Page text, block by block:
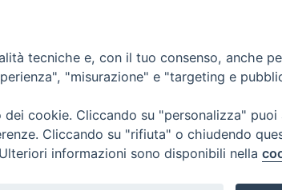
Cookie Policy
tecniche e, con il tuo consenso, anche
"misurazione" e "targeting e
cookie. Cliccando su "personalizza"
Cliccando su "rifiuta" o chiudendo
informazioni sono disponibili nella